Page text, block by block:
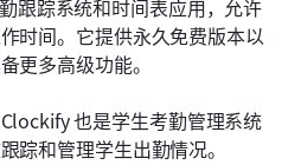
跟踪系统和时间表应用，允许
时间。它提供永久免费版本以
更多高级功能。
也是学生考勤管理系统
踪和管理学生出勤情况。